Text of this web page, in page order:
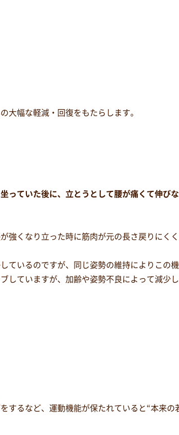
大幅な軽減・回復をもたらします。
っていた後に、立とうとして腰が痛くて伸び
強くなり立った時に筋肉が元の長さ戻りにく
いるのですが、同じ姿勢の維持によりこの
していますが、加齢や姿勢不良によって減少
るなど、運動機能が保たれていると“本来の